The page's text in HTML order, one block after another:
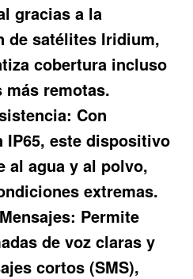
gracias a la
de satélites Iridium,
cobertura incluso
más remotas.
Con
IP65, este dispositivo
al agua y al polvo,
extremas.
Permite
de voz claras y
cortos (SMS),